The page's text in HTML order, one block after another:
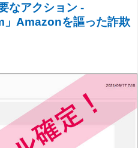
なアクション -
Amazonを謳った詐欺